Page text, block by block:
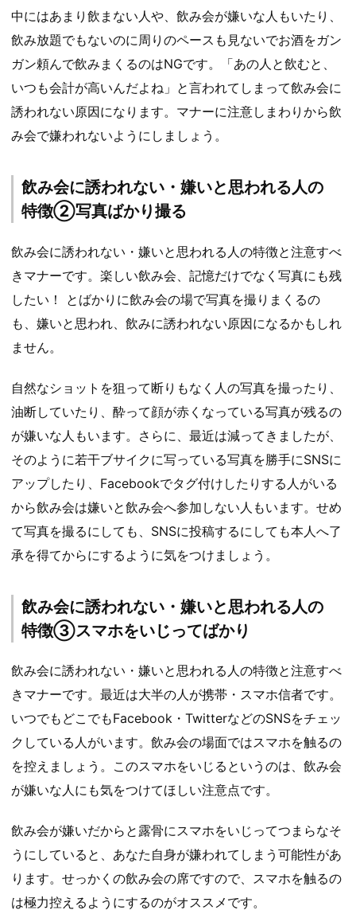
中にはあまり飲まない人や、飲み会が嫌いな人もいたり、
飲み放題でもないのに周りのペースも見ないでお酒をガン
ガン頼んで飲みまくるのはNGです。「あの人と飲むと、
いつも会計が高いんだよね」と言われてしまって飲み会に
誘われない原因になります。マナーに注意しまわりから飲
み会で嫌われないようにしましょう。
飲み会に誘われない・嫌いと思われる人の
特徴②写真ばかり撮る
飲み会に誘われない・嫌いと思われる人の特徴と注意すべ
きマナーです。楽しい飲み会、記憶だけでなく写真にも残
したい！ とばかりに飲み会の場で写真を撮りまくるの
も、嫌いと思われ、飲みに誘われない原因になるかもしれ
ません。
自然なショットを狙って断りもなく人の写真を撮ったり、
油断していたり、酔って顔が赤くなっている写真が残るの
が嫌いな人もいます。さらに、最近は減ってきましたが、
そのように若干ブサイクに写っている写真を勝手にSNSに
アップしたり、Facebookでタグ付けしたりする人がいる
から飲み会は嫌いと飲み会へ参加しない人もいます。せめ
て写真を撮るにしても、SNSに投稿するにしても本人へ了
承を得てからにするように気をつけましょう。
飲み会に誘われない・嫌いと思われる人の
特徴③スマホをいじってばかり
飲み会に誘われない・嫌いと思われる人の特徴と注意すべ
きマナーです。最近は大半の人が携帯・スマホ信者です。
いつでもどこでもFacebook・TwitterなどのSNSをチェッ
クしている人がいます。飲み会の場面ではスマホを触るの
を控えましょう。このスマホをいじるというのは、飲み会
が嫌いな人にも気をつけてほしい注意点です。
飲み会が嫌いだからと露骨にスマホをいじってつまらなそ
うにしていると、あなた自身が嫌われてしまう可能性があ
ります。せっかくの飲み会の席ですので、スマホを触るの
は極力控えるようにするのがオススメです。